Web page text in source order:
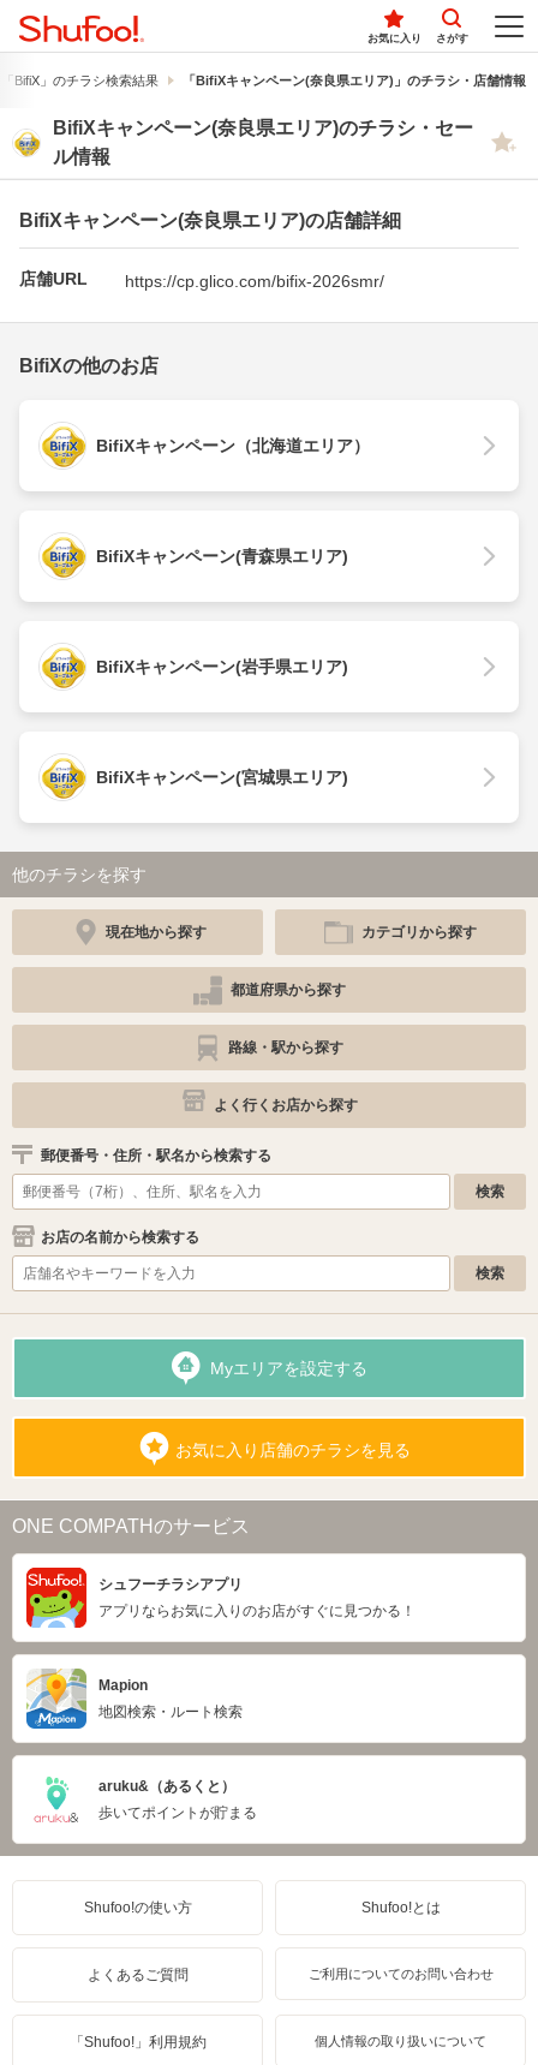
お気に入り さがす
「BifiX」のチラシ検索結果 「BifiXキャンペーン(奈良県エリア)」のチラシ・店舗情報
BifiXキャンペーン(奈良県エリア)のチラシ・セー
ル情報
BifiXキャンペーン(奈良県エリア)の店舗詳細
店舗URL https://cp.glico.com/bifix-2026smr/
BifiXの他のお店
BifiXキャンペーン（北海道エリア）
BifiXキャンペーン(青森県エリア)
BifiXキャンペーン(岩手県エリア)
BifiXキャンペーン(宮城県エリア)
他のチラシを探す
現在地から探す カテゴリから探す
都道府県から探す
路線・駅から探す
よく行くお店から探す
郵便番号・住所・駅名から検索する
お店の名前から検索する
Myエリアを設定する
お気に入り店舗のチラシを見る
ONE COMPATHのサービス
シュフーチラシアプリ
アプリならお気に入りのお店がすぐに見つかる！
Mapion
地図検索・ルート検索
aruku&（あるくと）
歩いてポイントが貯まる
Shufoo!の使い方 Shufoo!とは
よくあるご質問 ご利用についてのお問い合わせ
「Shufoo!」利用規約 個人情報の取り扱いについて